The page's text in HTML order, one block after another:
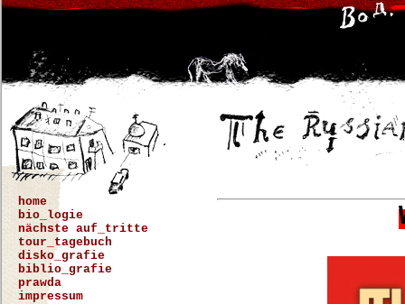
home
bio_logie
nächste auf_tritte
tour_tagebuch
disko_grafie
biblio_grafie
prawda
impressum